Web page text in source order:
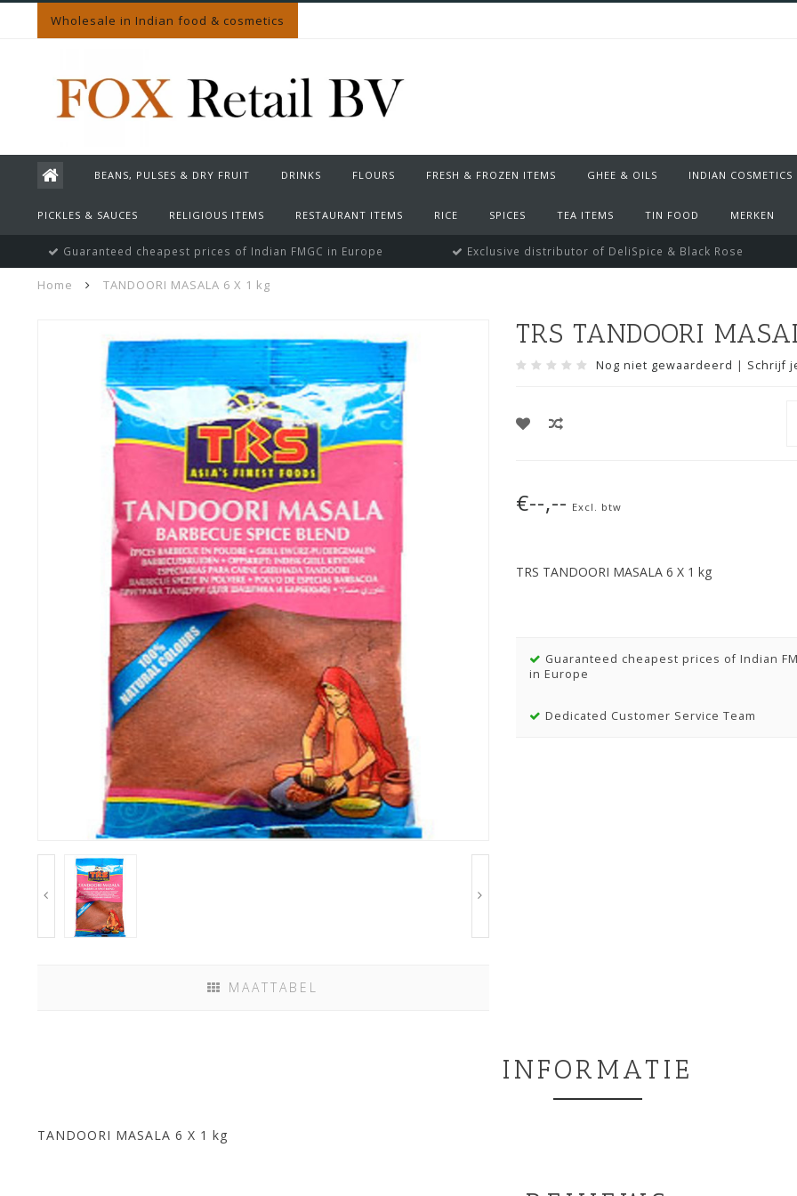
Wholesale in Indian food & cosmetics
BEANS, PULSES & DRY FRUIT DRINKS FLOURS FRESH & FROZEN ITEMS GHEE & OILS INDIAN COSMETICS
PICKLES & SAUCES RELIGIOUS ITEMS RESTAURANT ITEMS RICE SPICES TEA ITEMS TIN FOOD MERKEN
Guaranteed cheapest prices of Indian FMGC in Europe Exclusive distributor of DeliSpice & Black Rose
Home TANDOORI MASALA 6 X 1 kg
MAATTABEL
TRS TANDOORI
Nog niet gewaardeerd | Schrijf
€--,-- Excl. btw
TRS TANDOORI MASALA 6 X 1 kg
Guaranteed cheapest prices of Indian
in Europe
Dedicated Customer Service Team
INFORMATIE
TANDOORI MASALA 6 X 1 kg